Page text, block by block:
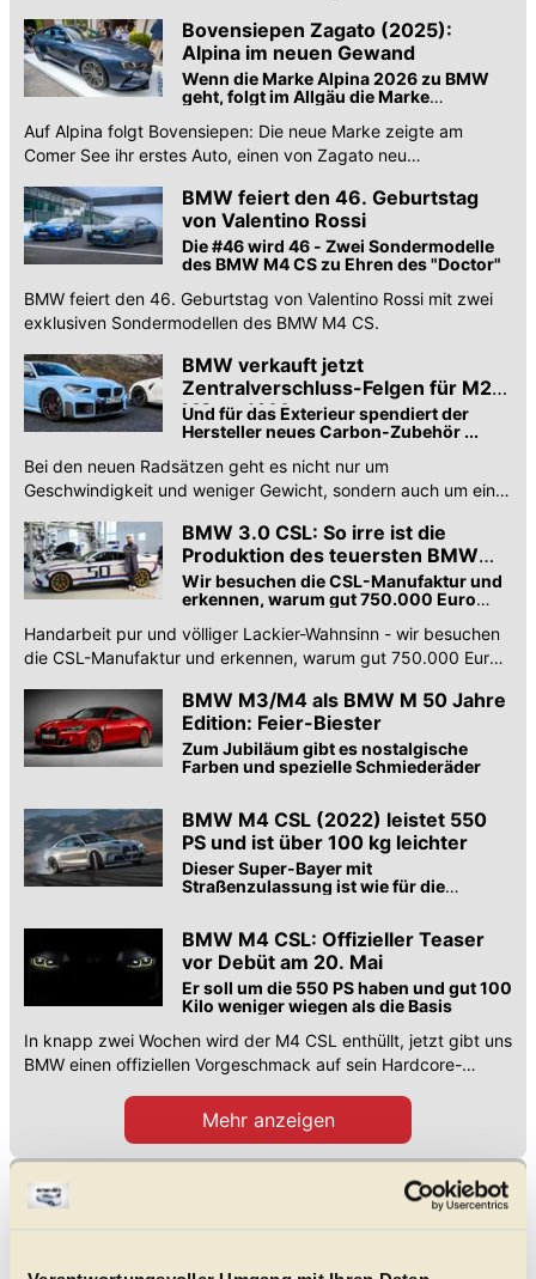
Bovensiepen Zagato (2025):
Alpina im neuen Gewand
Wenn die Marke Alpina 2026 zu BMW
geht, folgt im Allgäu die Marke
Auf Alpina folgt Bovensiepen: Die neue Marke zeigte am
Comer See ihr erstes Auto, einen von Zagato neu
BMW feiert den 46. Geburtstag
von Valentino Rossi
Die #46 wird 46 - Zwei Sondermodelle
des BMW M4 CS zu Ehren des "Doctor"
BMW feiert den 46. Geburtstag von Valentino Rossi mit zwei
exklusiven Sondermodellen des BMW M4 CS.
BMW verkauft jetzt
Zentralverschluss-Felgen für M2,
M3 und M4
Und für das Exterieur spendiert der
Hersteller neues Carbon-Zubehör ...
Bei den neuen Radsätzen geht es nicht nur um
Geschwindigkeit und weniger Gewicht, sondern auch um eine
BMW 3.0 CSL: So irre ist die
Produktion des teuersten BMW
ever
Wir besuchen die CSL-Manufaktur und
erkennen, warum gut 750.000 Euro
klingen
Handarbeit pur und völliger Lackier-Wahnsinn - wir besuchen
die CSL-Manufaktur und erkennen, warum gut 750.000 Euro
BMW M3/M4 als BMW M 50 Jahre
Edition: Feier-Biester
Zum Jubiläum gibt es nostalgische
Farben und spezielle Schmiederäder
BMW M4 CSL (2022) leistet 550
PS und ist über 100 kg leichter
Dieser Super-Bayer mit
Straßenzulassung ist wie für die
BMW M4 CSL: Offizieller Teaser
vor Debüt am 20. Mai
Er soll um die 550 PS haben und gut 100
Kilo weniger wiegen als die Basis
In knapp zwei Wochen wird der M4 CSL enthüllt, jetzt gibt uns
BMW einen offiziellen Vorgeschmack auf sein Hardcore-
Mehr anzeigen
Datenblätter und Preise der bisher gängigsten BMW
M4
Modellvarianten